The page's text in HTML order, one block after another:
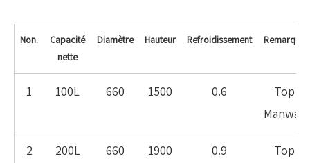
Non.
Capacité
nette
Diamètre Hauteur Refroidissement Remarque
1 100L 660 1500 0.6
Top
Manway
2 200L 660 1900 0.9
Top